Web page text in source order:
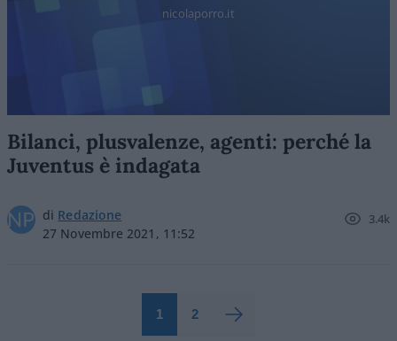
nicolaporro.it
Bilanci, plusvalenze, agenti: perché la
Juventus è indagata
di Redazione
27 Novembre 2021, 11:52
3.4k
1 2